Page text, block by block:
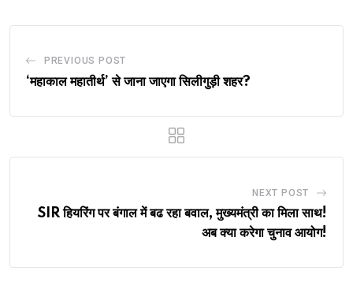
PREVIOUS POST
‘महाकाल महातीर्थ’ से जाना जाएगा सिलीगुड़ी शहर?
NEXT POST
SIR हियरिंग पर बंगाल में बढ रहा बवाल, मुख्यमंत्री का मिला साथ!
अब क्या करेगा चुनाव आयोग!